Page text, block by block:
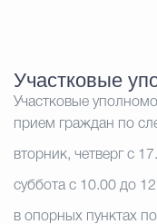
Участковые
Участковые
прием граждан по
вторник, четверг с
суббота с 10.00 до
в опорных пунктах